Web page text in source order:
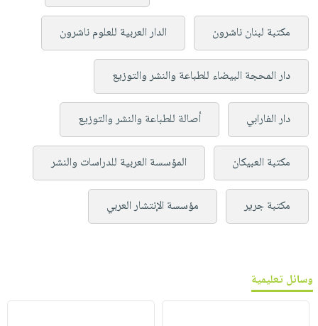
مكتبة لبنان ناشرون الدار العربية للعلوم ناشرون
دار المحجة البيضاء للطباعة والنشر والتوزيع
دار الفارابي أصالة للطباعة والنشر والتوزيع
مكتبة العبيكان المؤسسة العربية للدراسات والنشر
مكتبة جرير مؤسسة الإنتشار العربي
وسائل تعليمية